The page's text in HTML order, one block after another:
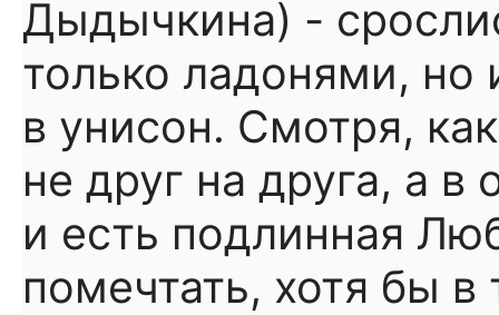
Дыдычкина) -
только ладонями,
в унисон. Смотря,
не друг на друга, а в
и есть подлинная
помечтать, хотя бы в